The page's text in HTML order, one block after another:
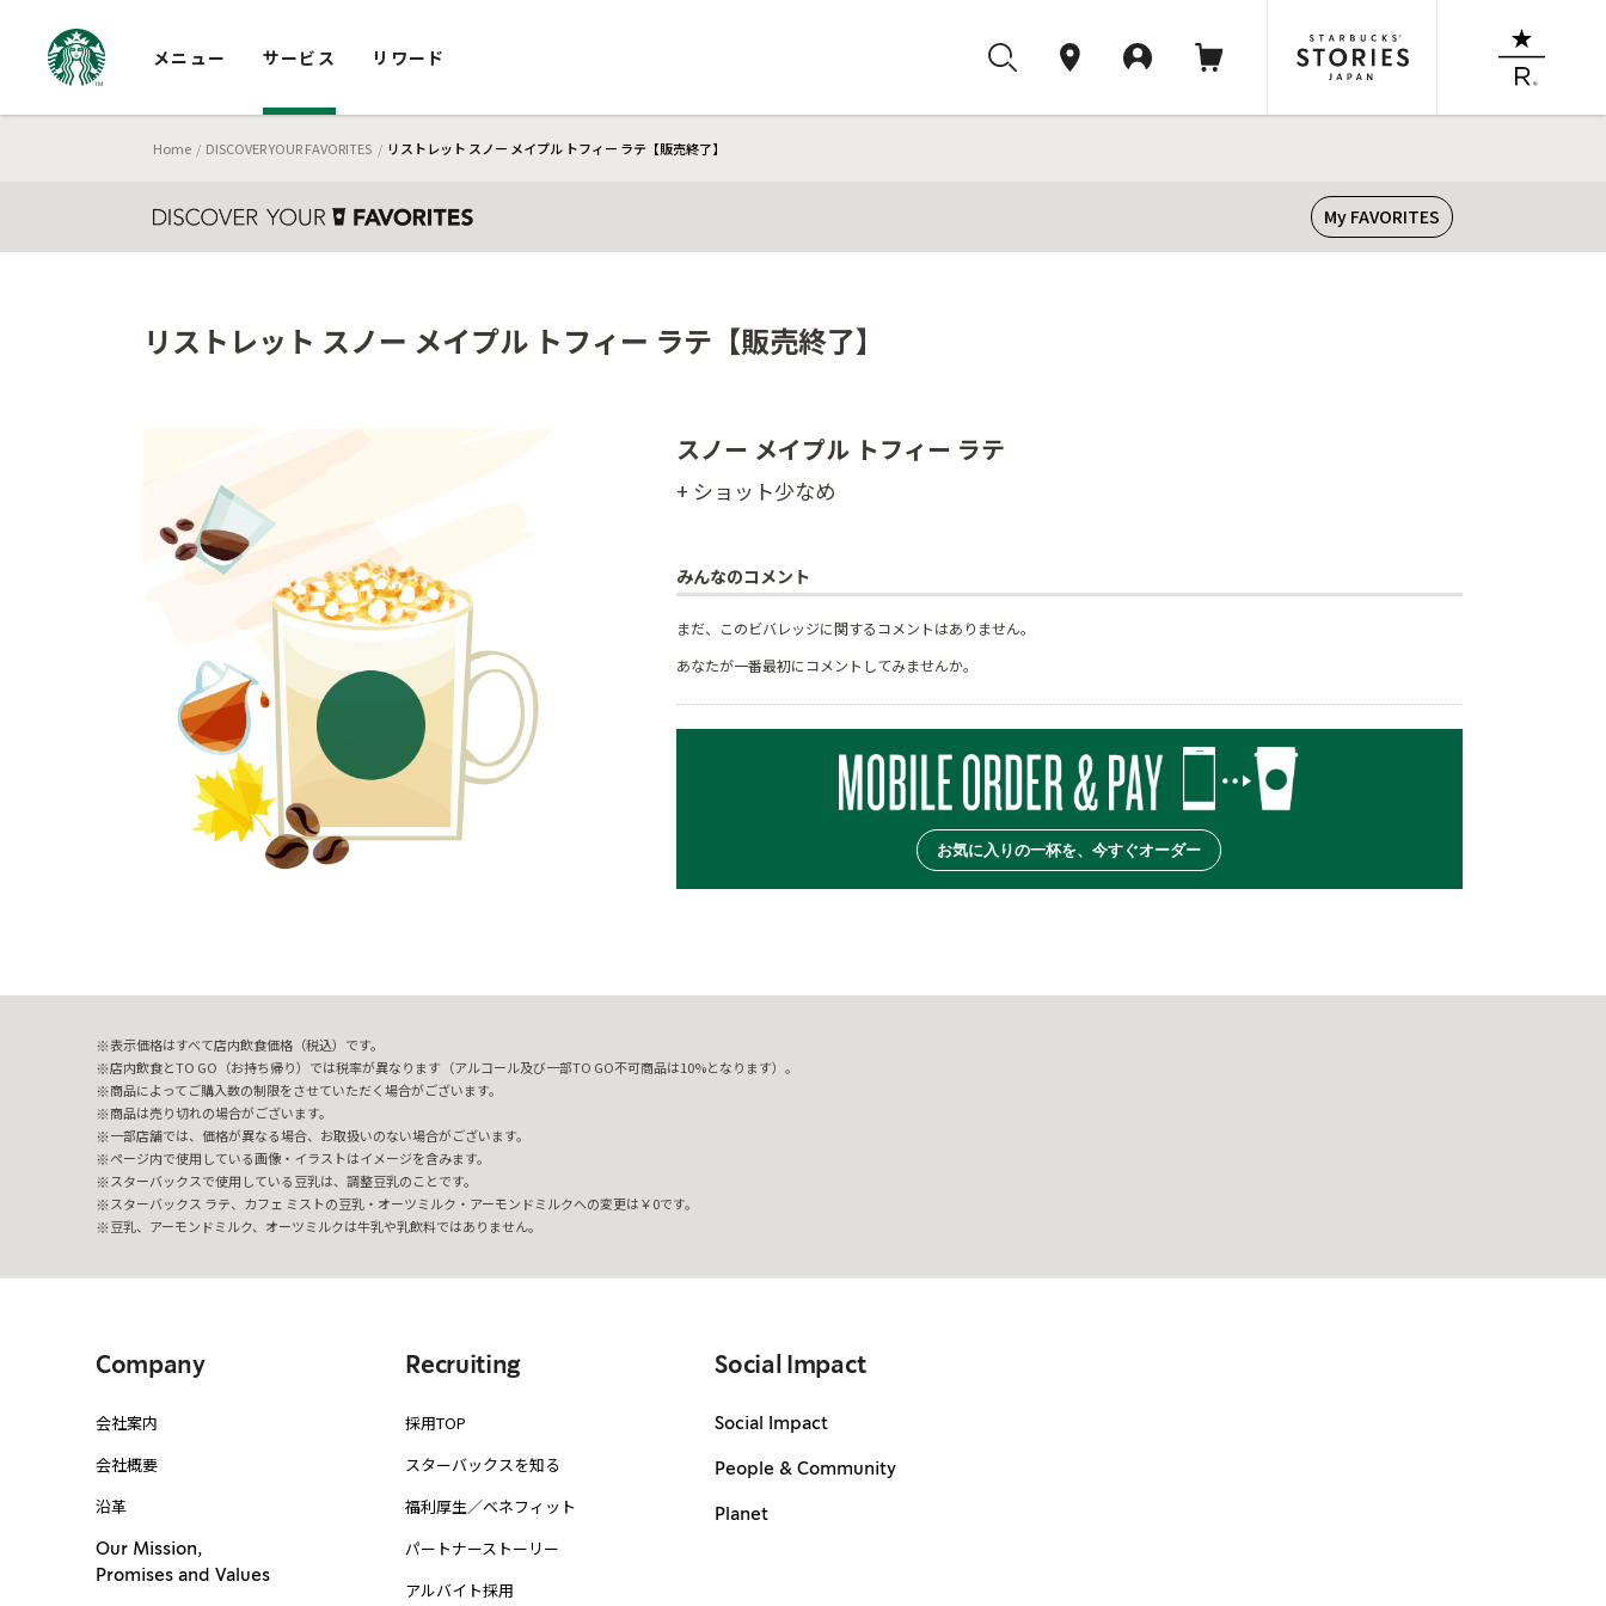
メニュー サービス リワード
Home DISCOVER YOUR FAVORITES リストレット スノー メイプル トフィー ラテ【販売終了】
My FAVORITES
リストレット スノー メイプル トフィー ラテ【販売終了】
スノー メイプル トフィー ラテ
+ ショット少なめ
みんなのコメント
まだ、このビバレッジに関するコメントはありません。
あなたが一番最初にコメントしてみませんか。
お気に入りの一杯を、今すぐオーダー
表示価格はすべて店内飲食価格（税込）です。
店内飲食とTO GO（お持ち帰り）では税率が異なります（アルコール及び一部TO GO不可商品は10%となります）。
商品によってご購入数の制限をさせていただく場合がございます。
商品は売り切れの場合がございます。
一部店舗では、価格が異なる場合、お取扱いのない場合がございます。
ページ内で使用している画像・イラストはイメージを含みます。
スターバックスで使用している豆乳は、調整豆乳のことです。
スターバックス ラテ、カフェ ミストの豆乳・オーツミルク・アーモンドミルクへの変更は￥0です。
豆乳、アーモンドミルク、オーツミルクは牛乳や乳飲料ではありません。
Company
会社案内
会社概要
沿革
Our Mission,
Promises and Values
Recruiting
採用TOP
スターバックスを知る
福利厚生／ベネフィット
パートナーストーリー
アルバイト採用
Social Impact
Social Impact
People & Community
Planet